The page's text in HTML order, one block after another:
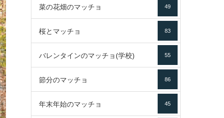
菜の花畑のマッチョ 49
桜とマッチョ 83
バレンタインのマッチョ(学校) 55
節分のマッチョ 86
年末年始のマッチョ 45